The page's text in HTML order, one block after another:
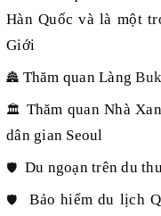
Hàn Quốc và là một
Giới
🏯 Thăm quan Làng
🏛️ Thăm quan Nhà
dân gian Seoul
🛡️ Du ngoạn trên du
🛡️Bảo hiểm du lịch